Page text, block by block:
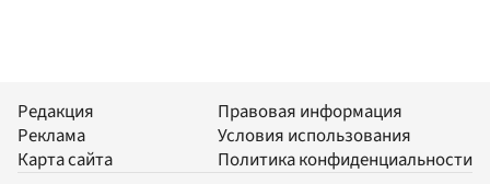
Редакция
Реклама
Карта сайта
Правовая информация
Условия использования
Политика конфиденциальности